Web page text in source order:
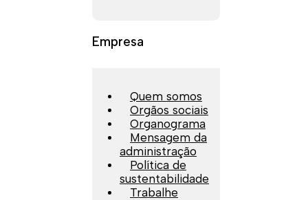
Empresa
Quem somos
Orgãos sociais
Organograma
Mensagem da
administração
Política de
sustentabilidade
Trabalhe